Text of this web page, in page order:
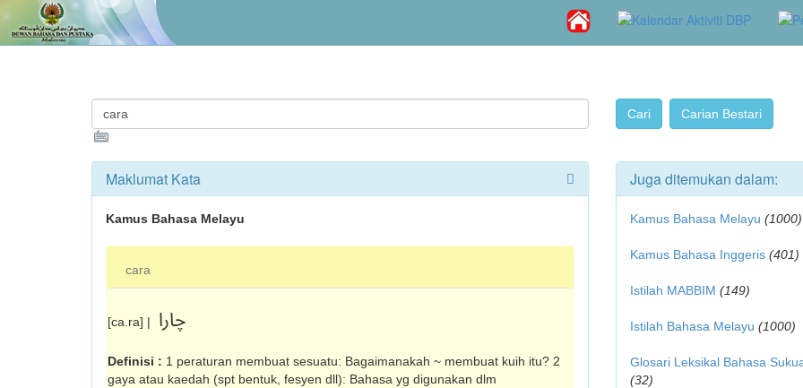
Maklumat Kata
Kamus Bahasa Melayu
cara
[ca.ra] | چارا
Definisi : 1 peraturan membuat sesuatu: Bagaimanakah ~ membuat kuih itu? 2
gaya atau kaedah (spt bentuk, fesyen dll): Bahasa yg digunakan dlm
Juga ditemukan dalam:
Kamus Bahasa Melayu (1000)
Kamus Bahasa Inggeris (401)
Istilah MABBIM (149)
Istilah Bahasa Melayu (1000)
Glosari Leksikal Bahasa
(32)